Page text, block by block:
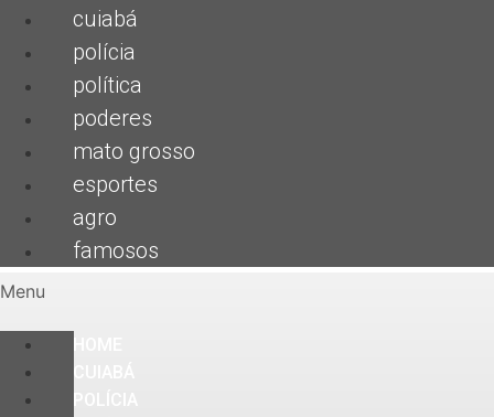
cuiabá
polícia
política
poderes
mato grosso
esportes
agro
famosos
Menu